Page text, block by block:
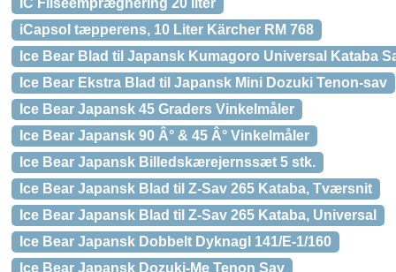
IC Fliseemprægnering 20 liter
iCapsol tæpperens, 10 Liter Kärcher RM 768
Ice Bear Blad til Japansk Kumagoro Universal Kataba
Ice Bear Ekstra Blad til Japansk Mini Dozuki Tenon-sav
Ice Bear Japansk 45 Graders Vinkelmåler
Ice Bear Japansk 90 Â° & 45 Â° Vinkelmåler
Ice Bear Japansk Billedskærejernssæt 5 stk.
Ice Bear Japansk Blad til Z-Sav 265 Kataba, Tværsnit
Ice Bear Japansk Blad til Z-Sav 265 Kataba, Universal
Ice Bear Japansk Dobbelt Dyknagl 141/E-1/160
Ice Bear Japansk Dozuki-Me Tenon Sav